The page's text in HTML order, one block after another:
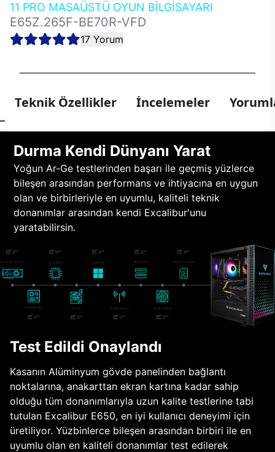
11 PRO MASAÜSTÜ OYUN BİLGİSAYARI
E65Z.265F-BE70R-VFD
17 Yorum
Teknik Özellikler İncelemeler
Durma Kendi Dünyanı Yarat
Yoğun Ar-Ge testlerinden başarı ile geçmiş yüzlerce
bileşen arasından performans ve ihtiyacına en uygun
olan ve birbirleriyle en uyumlu, kaliteli teknik
donanımlar arasından kendi Excalibur'unu
yaratabilirsin.
Test Edildi Onaylandı
Kasanın Alüminyum gövde panelinden bağlantı
noktalarına, anakarttan ekran kartına kadar sahip
olduğu tüm donanımlarıyla uzun kalite testlerine tabi
tutulan Excalibur E650, en iyi kullanıcı deneyimi için
üretiliyor. Yüzbinlerce bileşen arasından birbiri ile en
uyumlu olan en kaliteli donanımlar test edilerek